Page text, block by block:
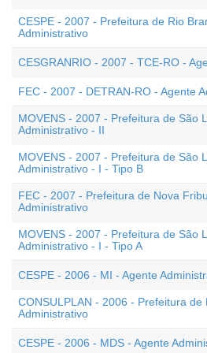
CESPE - 2007 - Prefeitura de Rio
Administrativo
CESGRANRIO - 2007 - TCE-RO -
FEC - 2007 - DETRAN-RO - Agente
MOVENS - 2007 - Prefeitura de São
Administrativo - II
MOVENS - 2007 - Prefeitura de São
Administrativo - I - Tipo B
FEC - 2007 - Prefeitura de Nova
Administrativo
MOVENS - 2007 - Prefeitura de São
Administrativo - I - Tipo A
CESPE - 2006 - MI - Agente
CONSULPLAN - 2006 - Prefeitura de
Administrativo
CESPE - 2006 - MDS - Agente